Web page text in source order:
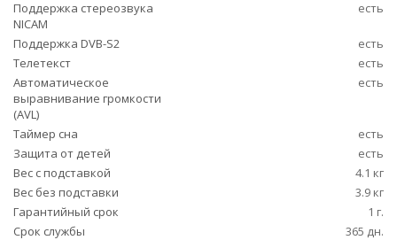
Поддержка стереозвука
NICAM
есть
Поддержка DVB-S2
есть
Телетекст
есть
Автоматическое
выравнивание громкости
(AVL)
есть
Таймер сна
есть
Защита от детей
есть
Вес с подставкой
4.1 кг
Вес без подставки
3.9 кг
Гарантийный срок
1 г.
Срок службы
365 дн.